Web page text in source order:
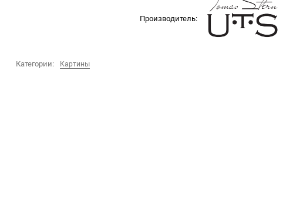
Производитель:
Категории: Картины